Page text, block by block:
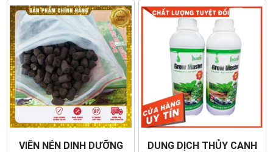
VIÊN NÉN DINH DƯỠNG
DUNG DỊCH THỦY CANH